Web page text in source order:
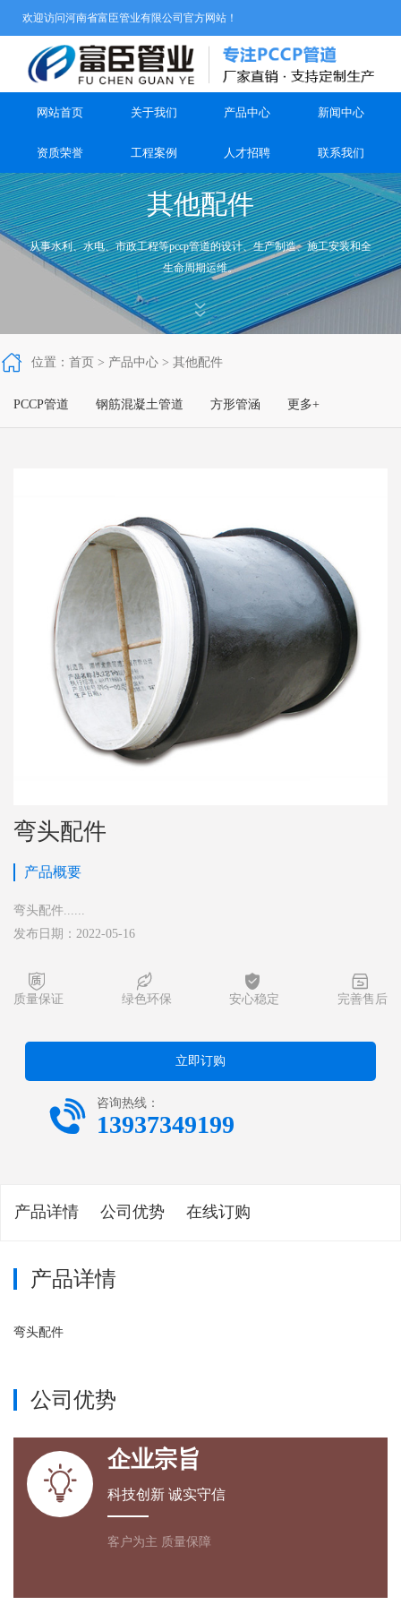
欢迎访问河南省富臣管业有限公司官方网站！
网站首页 关于我们 产品中心 新闻中心
资质荣誉 工程案例 人才招聘 联系我们
其他配件
从事水利、水电、市政工程等pccp管道的设计、生产制造、施工安装和全
生命周期运维。


 位置： 首页 > 产品中心 > 其他配件
PCCP管道 钢筋混凝土管道 方形管涵 更多+
弯头配件
产品概要
弯头配件......
发布日期：2022-05-16

质量保证

绿色环保

安心稳定

完善售后
立即订购
 咨询热线：
13937349199
产品详情 公司优势 在线订购
产品详情
弯头配件
公司优势

企业宗旨
科技创新 诚实守信
客户为主 质量保障